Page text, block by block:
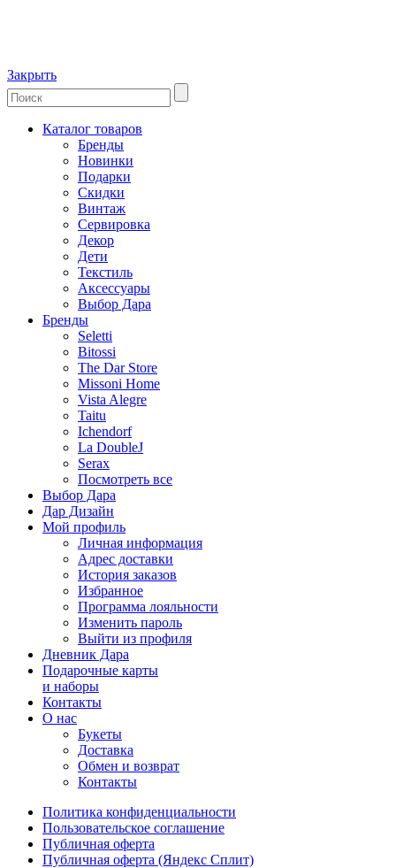
Закрыть
Каталог товаров
Бренды
Новинки
Подарки
Скидки
Винтаж
Сервировка
Декор
Дети
Текстиль
Аксессуары
Выбор Дара
Бренды
Seletti
Bitossi
The Dar Store
Missoni Home
Vista Alegre
Taitu
Ichendorf
La DoubleJ
Serax
Посмотреть все
Выбор Дара
Дар Дизайн
Мой профиль
Личная информация
Адрес доставки
История заказов
Избранное
Программа лояльности
Изменить пароль
Выйти из профиля
Дневник Дара
Подарочные карты
и наборы
Контакты
О нас
Букеты
Доставка
Обмен и возврат
Контакты
Политика конфиденциальности
Пользовательское соглашение
Публичная оферта
Публичная оферта (Яндекс Сплит)